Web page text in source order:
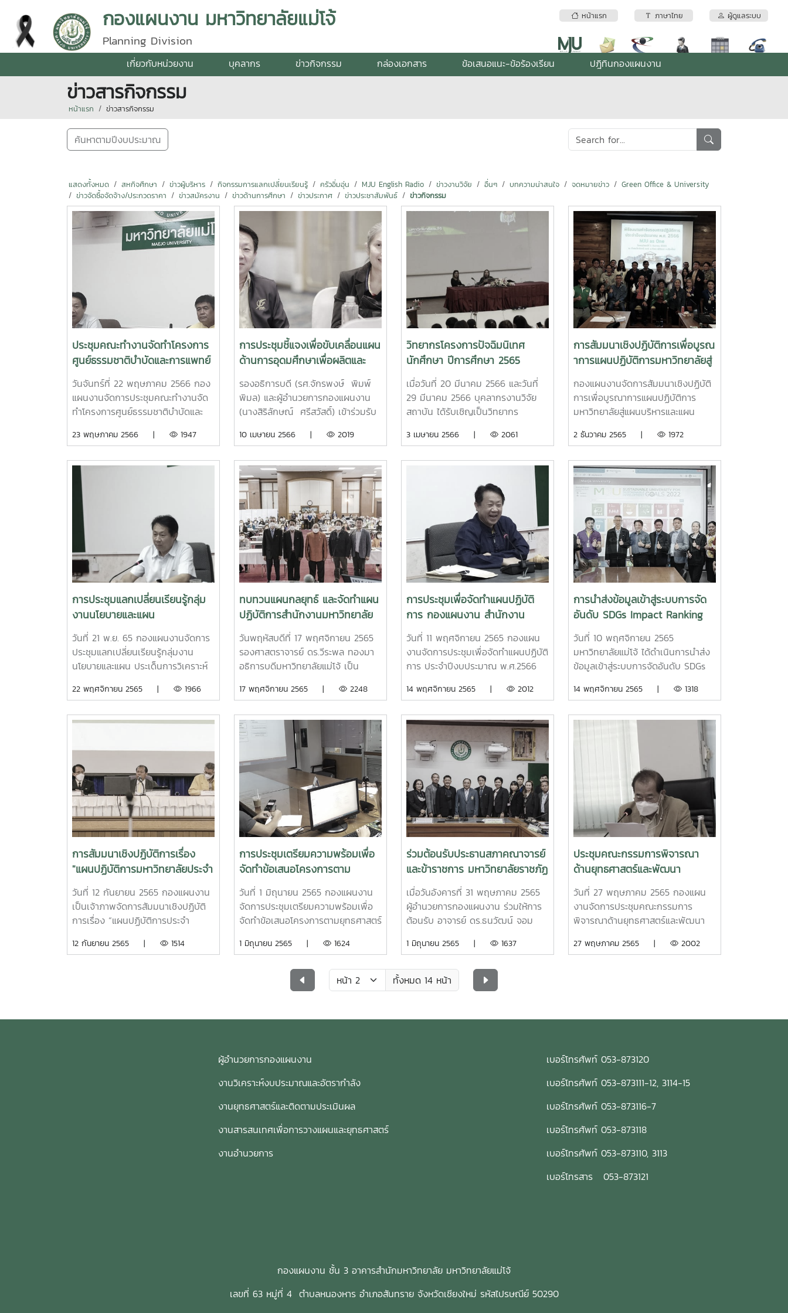
หน้าแรก ภาษาไทย ผู้ดูแลระบบ
กองแผนงาน มหาวิทยาลัยแม่โจ้
Planning Division
เกี่ยวกับหน่วยงาน บุคลากร ข่าวกิจกรรม กล่องเอกสาร ข้อเสนอแนะ-ข้อร้องเรียน ปฎิทินกองแผนงาน
ข่าวสารกิจกรรม
หน้าแรก ข่าวสารกิจกรรม
ค้นหาตามปีงบประมาณ
แสดงทั้งหมด สหกิจศึกษา ข่าวผู้บริหาร กิจกรรมการแลกเปลี่ยนเรียนรู้ ครัวอิ่มอุ่น MJU English Radio ข่าวงานวิจัย อื่นๆ บทความน่าสนใจ จดหมายข่าว
Green Office & University
ข่าวจัดซื้อจัดจ้าง/ประกวดราคา
ข่าวสมัครงาน ข่าวด้านการศึกษา ข่าวประกาศ ข่าวประชาสัมพันธ์ ข่าวกิจกรรม
ประชุมคณะทำงานจัดทำโครงการ
ศูนย์ธรรมชาติบำบัดและการแพทย์
แผนไทย
วันจันทร์ที่ 22 พฤษภาคม 2566 กอง
แผนงานจัดการประชุมคณะทำงานจัด
ทำโครงการศูนย์ธรรมชาติบำบัดและ
อธิการบดี (รศ.ดร.ญาณิน โอภาส
รองอธิการบดี (ผศ.พาวิน มะโนชัย)
เป็นรองประธานคณะทำงาน ร่วมกับ
รองอธิการบดี (รศ.จักรพงษ์ พิมพ์
พิมล) และคณะทำงานผู้แทนจากส่วน
งานและหน่วยงานที่เกี่ยวข้อง ทั้งนี้
ประเด็นสำคัญที่หารือคือแนวทางการ
ขับเคลื่อนการดำเนินงานเกี่ยวกับศูนย์
ธรรมชาติบำบัดและการแพทย์แผนไทย
ภาพรวมของมหาวิทยาลัย
23 พฤษภาคม 2566 | 1947
การประชุมชี้แจงเพื่อขับเคลื่อนแผน
ด้านการอุดมศึกษาเพื่อผลิตและ
พัฒนากำลังคนของประเทศ
พ.ศ.2564-2570 ฉบับปรับปรุง
พ.ศ.2566-2570
รองอธิการบดี (รศ.จักรพงษ์ พิมพ์
พิมล) และผู้อำนวยการกองแผนงาน
(นางสิริลักษณ์ ศรีสวัสดิ์) เข้าร่วมรับ
ด้านการอุดมศึกษาเพื่อผลิตและพัฒนา
ฉบับปรับปรุง พ.ศ.2566-2570 เพื่อ
เป็นกรอบทิศทางการพัฒนาศักยภาพ
ทรัพยากรมนุษย์ และเป็นกรอบ
แนวทางการดำเนินงานตามพันธกิจ
ของสถาบันอุดมศึกษาทั้งของรัฐและ
เอกชน ที่สอดคล้องกับประเด็นและเป้า
หมายการพัฒนาของประเทศ และเป็น
กลไกสำคัญในการแปลงกรอบแนว
นโยบายของรัฐลงสู่การปฏิบัติของ
สถาบันอุดมศึกษาอย่างเป็นรูปธรรม
ในวันจันทร์ที่ 10 เมษายน 2566 ณ
โรงแรมใบหยกสกาย กรุงเทพมหานคร
ทั้งนี้งานดังกล่าวจัดขึ้นโดย สำนักงาน
ปลัดกระทรวงการอุดมศึกษา วิทยาสา
สตร์ วิจัยและนวัตกรรม
10 เมษายน 2566 | 2019
วิทยากรโครงการปัจฉิมนิเทศ
นักศึกษา ปีการศึกษา 2565
เมื่อวันที่ 20 มีนาคม 2566 และวันที่
29 มีนาคม 2566 บุคลากรงานวิจัย
สถาบัน ได้รับเชิญเป็นวิทยากร
ปริญญาตรี ประจำปีการศึกษา 2565
การเกษตร และ คณะวิศวกรรมและ
อุตสาหกรรมเกษตร ณ อาคารเรียน
รวมคณะวิศวกรรมศาสตร์ ทั้งเพื่อ
สร้างความรู้ ความเข้าใจให้แก่นักศึกษา
ชั้นปีสุดท้าย ในการกรอกข้อมูลภาวะ
การมีงานทำของบัณฑิต มหาวิทยาลัย
แม่โจ้
3 เมษายน 2566 | 2061
การสัมมนาเชิงปฏิบัติการเพื่อบูรณ
าการแผนปฏิบัติการมหาวิทยาลัยสู่
แผนบริหารและแผนพัฒนาส่วนงาน
ประจำปีงบประมาณ พ.ศ. 2566
กองแผนงานจัดการสัมมนาเชิงปฏิบัติ
การเพื่อบูรณาการแผนปฏิบัติการ
มหาวิทยาลัยสู่แผนบริหารและแผน
พ.ศ. 2566 #MJUasONE ระหว่างวันที่
ออป. อ.กัลยาณิวัฒนา จ.เชียงใหม่ ผู้
เข้าร่วมสัมมนาประกอบด้วยอธิการบดี
รองอธิการบดี ผู้ช่วยอธิการบดี และผู้
บริหารส่วนงาน
2 ธันวาคม 2565 | 1972
การประชุมแลกเปลี่ยนเรียนรู้กลุ่ม
งานนโยบายและแผน
วันที่ 21 พ.ย. 65 กองแผนงานจัดการ
ประชุมแลกเปลี่ยนเรียนรู้กลุ่มงาน
นโยบายและแผน ประเด็นการวิเคราะห์
พ.ศ.2565 และแนวทางการจัดทำแผน
พ.ศ.2566 "โดยมี รองอธิการบดี
การประชุม
22 พฤศจิกายน 2565 | 1966
ทบทวนแผนกลยุทธ์ และจัดทำแผน
ปฏิบัติการสำนักงานมหาวิทยาลัย
ปีงบประมาณ 2566
วันพฤหัสบดีที่ 17 พฤศจิกายน 2565
รองศาสตราจารย์ ดร.วีระพล ทองมา
อธิการบดีมหาวิทยาลัยแม่โจ้ เป็น
ปฏิบัติการ “การทบทวนแผนกลยุทธ์
มหาวิทยาลัย (สนม.) ประจำ
ปีงบประมาณ พ.ศ. 2566 โดยมี รอง
ศาสตราจารย์จักรพงษ์ พิมพ์พิมล
รก.รองอธิการบดี กล่าวต้อนรับผู้เข้า
ร่วมสัมมนาฯ ซึ่งมีผู้อำนวยการ หัวหน้า
ส่วนงานและผู้รับผิดชอบงานด้านแผน
ของหน่วยงาน เข้าร่วมสัมมนา ณ ห้อง
ประชุมข้าวหอมมะลิ อาคาร
เฉลิมพระเกียรติสมเด็จพระเทพฯ
มหาวิทยาลัยแม่โจ้ การสัมมนาในครั้งนี้
กองแผนงานจัดขึ้นเพื่อให้การดำเนิน
งานของหน่วยงานต่างๆ ในสำนักงาน
มหาวิทยาลัยเป็นไปตามเป้าหมาย และ
สามารถสนับสนุนภารกิจของ
มหาวิทยาลัยได้อย่างมีประสิทธิภาพ
สำนักงานมหาวิทยาลัยที่สำคัญ ประจำ
นโยบายและทิศทางการพัฒนา
มหาวิทยาลัยให้ผู้บริหารและบุคลากรได้
สนม. และหน่วยงานภายในสำนักงาน
รวมถึงการรับฟังความคิดเห็นและข้อ
ส่วนได้ส่วนเสีย ระดมความคิดเห็นใน
การทบทวนแผน และคิดกลยุทธ์ในการ
การพัฒนามหาวิทยาลัย ความต้องการ
เป็นหน่วยงานที่มีประสิทธิภาพตามวิสัย
มีประสิทธิภาพ ดังนั้นเพื่อปรับตัวให้ทัน
ต่อการเปลี่ยนแปลงต่าง ๆ ที่เกิดขึ้น
ทุกหน่ายงานในสำนักงานมหาวิทยาลัย
17 พฤศจิกายน 2565 | 2248
การประชุมเพื่อจัดทำแผนปฏิบัติ
การ กองแผนงาน สำนักงาน
มหาวิทยาลัย ประจำปีงบประมาณ
พ.ศ.2566
วันที่ 11 พฤศจิกายน 2565 กองแผน
งานจัดการประชุมเพื่อจัดทำแผนปฏิบัติ
การ ประจำปีงบประมาณ พ.ศ.2566
บริหารจัดการหน่วยงานที่มี
(รศ.จักรพงษ์ พิมพ์พิมล) ทำหน้าที่
ประธานการประชุม มอบนโยบาย และให้
ข้อเสนอแนะในการดำเนินงาน
14 พฤศจิกายน 2565 | 2012
การนำส่งข้อมูลเข้าสู่ระบบการจัด
อันดับ SDGs Impact Ranking
ประจำปี พ.ศ. 2565
วันที่ 10 พฤศจิกายน 2565
มหาวิทยาลัยแม่โจ้ ได้ดำเนินการนำส่ง
ข้อมูลเข้าสู่ระบบการจัดอันดับ SDGs
ดำเนินการโดยคณะทำงานขับเคลื่อน
Impact Ranking นำโดย ผู้ช่วย
อธิการบดี (ผศ.ดร.นิโรจน์ สินณรงค์)
ประธานคณะทำงาน และผศ.ดร.ปวีณา
ฉัตรสูงเนิน คณะทำงานผู้รับผิดชอบ
หลักในการจัดทำข้อมูล ทีมคณะทำงาน
ร่วมกับกองวิเทศสัมพันธ์ และกองแผน
งาน ทั้งนี้ได้รับเกียรติจากท่านรอง
อธิการบดี และผู้ช่วยอธิการบดี เข้าร่วม
การนำส่งข้อมูลเข้าสู่ระบบในครั้งนี้ด้วย
14 พฤศจิกายน 2565 | 1318
การสัมมนาเชิงปฏิบัติการเรื่อง
"แผนปฏิบัติการมหาวิทยาลัยประจำ
ปีงบประมาณ พ.ศ. 2566"
วันที่ 12 กันยายน 2565 กองแผนงาน
เป็นเจ้าภาพจัดการสัมมนาเชิงปฏิบัติ
การเรื่อง “แผนปฏิบัติการประจำ
ข้าวหอมมะลิ อาคารเฉลิมพระเกียรติ
ด้านการอุดมศึกษาเพื่อผลิตและพัฒนา
12 กันยายน 2565 | 1514
การประชุมเตรียมความพร้อมเพื่อ
จัดทำข้อเสนอโครงการตาม
ยุทธศาสตร์ชาติ ประจำปี 2567
วันที่ 1 มิถุนายน 2565 กองแผนงาน
จัดการประชุมเตรียมความพร้อมเพื่อ
จัดทำข้อเสนอโครงการตามยุทธศาสตร์
อธิการบดี (ผู้ช่วยศาสตราจารย์
1 มิถุนายน 2565 | 1624
ร่วมต้อนรับประธานสภาคณาจารย์
และข้าราชการ มหาวิทยาลัยราชภัฏ
อุตรดิตถ์ และคณะกรรมการสภา
คณาจารย์และข้าราชการ
เมื่อวันอังคารที่ 31 พฤษภาคม 2565
ผู้อำนวยการกองแผนงาน ร่วมให้การ
ต้อนรับ อาจารย์ ดร.ธนวัฒน์ จอม
ข้าราชการ มหาวิทยาลัยราชภัฏ
คณาจารย์และข้าราชการ พร้อมกับผู้
บริหารมหาวิทยาลัยแม่โจ้ ในโอกาสทึ่
แม่โจ้ เพื่อศึกษาดูงาน แลกเปลี่ยน
1 มิถุนายน 2565 | 1637
ประชุมคณะกรรมการพิจารณา
ด้านยุทธศาสตร์และพัฒนา
มหาวิทยาลัย ของสภามหาวิทยาลัย
วันที่ 27 พฤษภาคม 2565 กองแผน
งานจัดการประชุมคณะกรรมการ
พิจารณาด้านยุทธศาสตร์และพัฒนา
มี ศ.กิตติคุณ ดร.สุรินทร์ พงศ์ศุภ
กรรมการ ทำหน้าที่กลั่นกรองผลการ
ปีงบประมาณ พ.ศ. 2565 รอบ 6
เดือน ก่อนนำเสนอสภามหาวิทยาลัย
พิจารณาต่อไป
27 พฤษภาคม 2565 | 2002
ทั้งหมด 14 หน้า
ผู้อำนวยการกองแผนงาน
เบอร์โทรศัพท์ 053-873120
งานวิเคราะห์งบประมาณและอัตรากำลัง
เบอร์โทรศัพท์ 053-873111-12, 3114-15
งานยุทธศาสตร์และติดตามประเมินผล
เบอร์โทรศัพท์ 053-873116-7
งานสารสนเทศเพื่อการวางแผนและยุทธศาสตร์
เบอร์โทรศัพท์ 053-873118
งานอำนวยการ
เบอร์โทรศัพท์ 053-873110, 3113
เบอร์โทรสาร 053-873121
กองแผนงาน ชั้น 3 อาคารสำนักมหาวิทยาลัย มหาวิทยาลัยแม่โจ้
เลขที่ 63 หมู่ที่ 4 ตำบลหนองหาร อำเภอสันทราย จังหวัดเชียงใหม่ รหัสไปรษณีย์ 50290